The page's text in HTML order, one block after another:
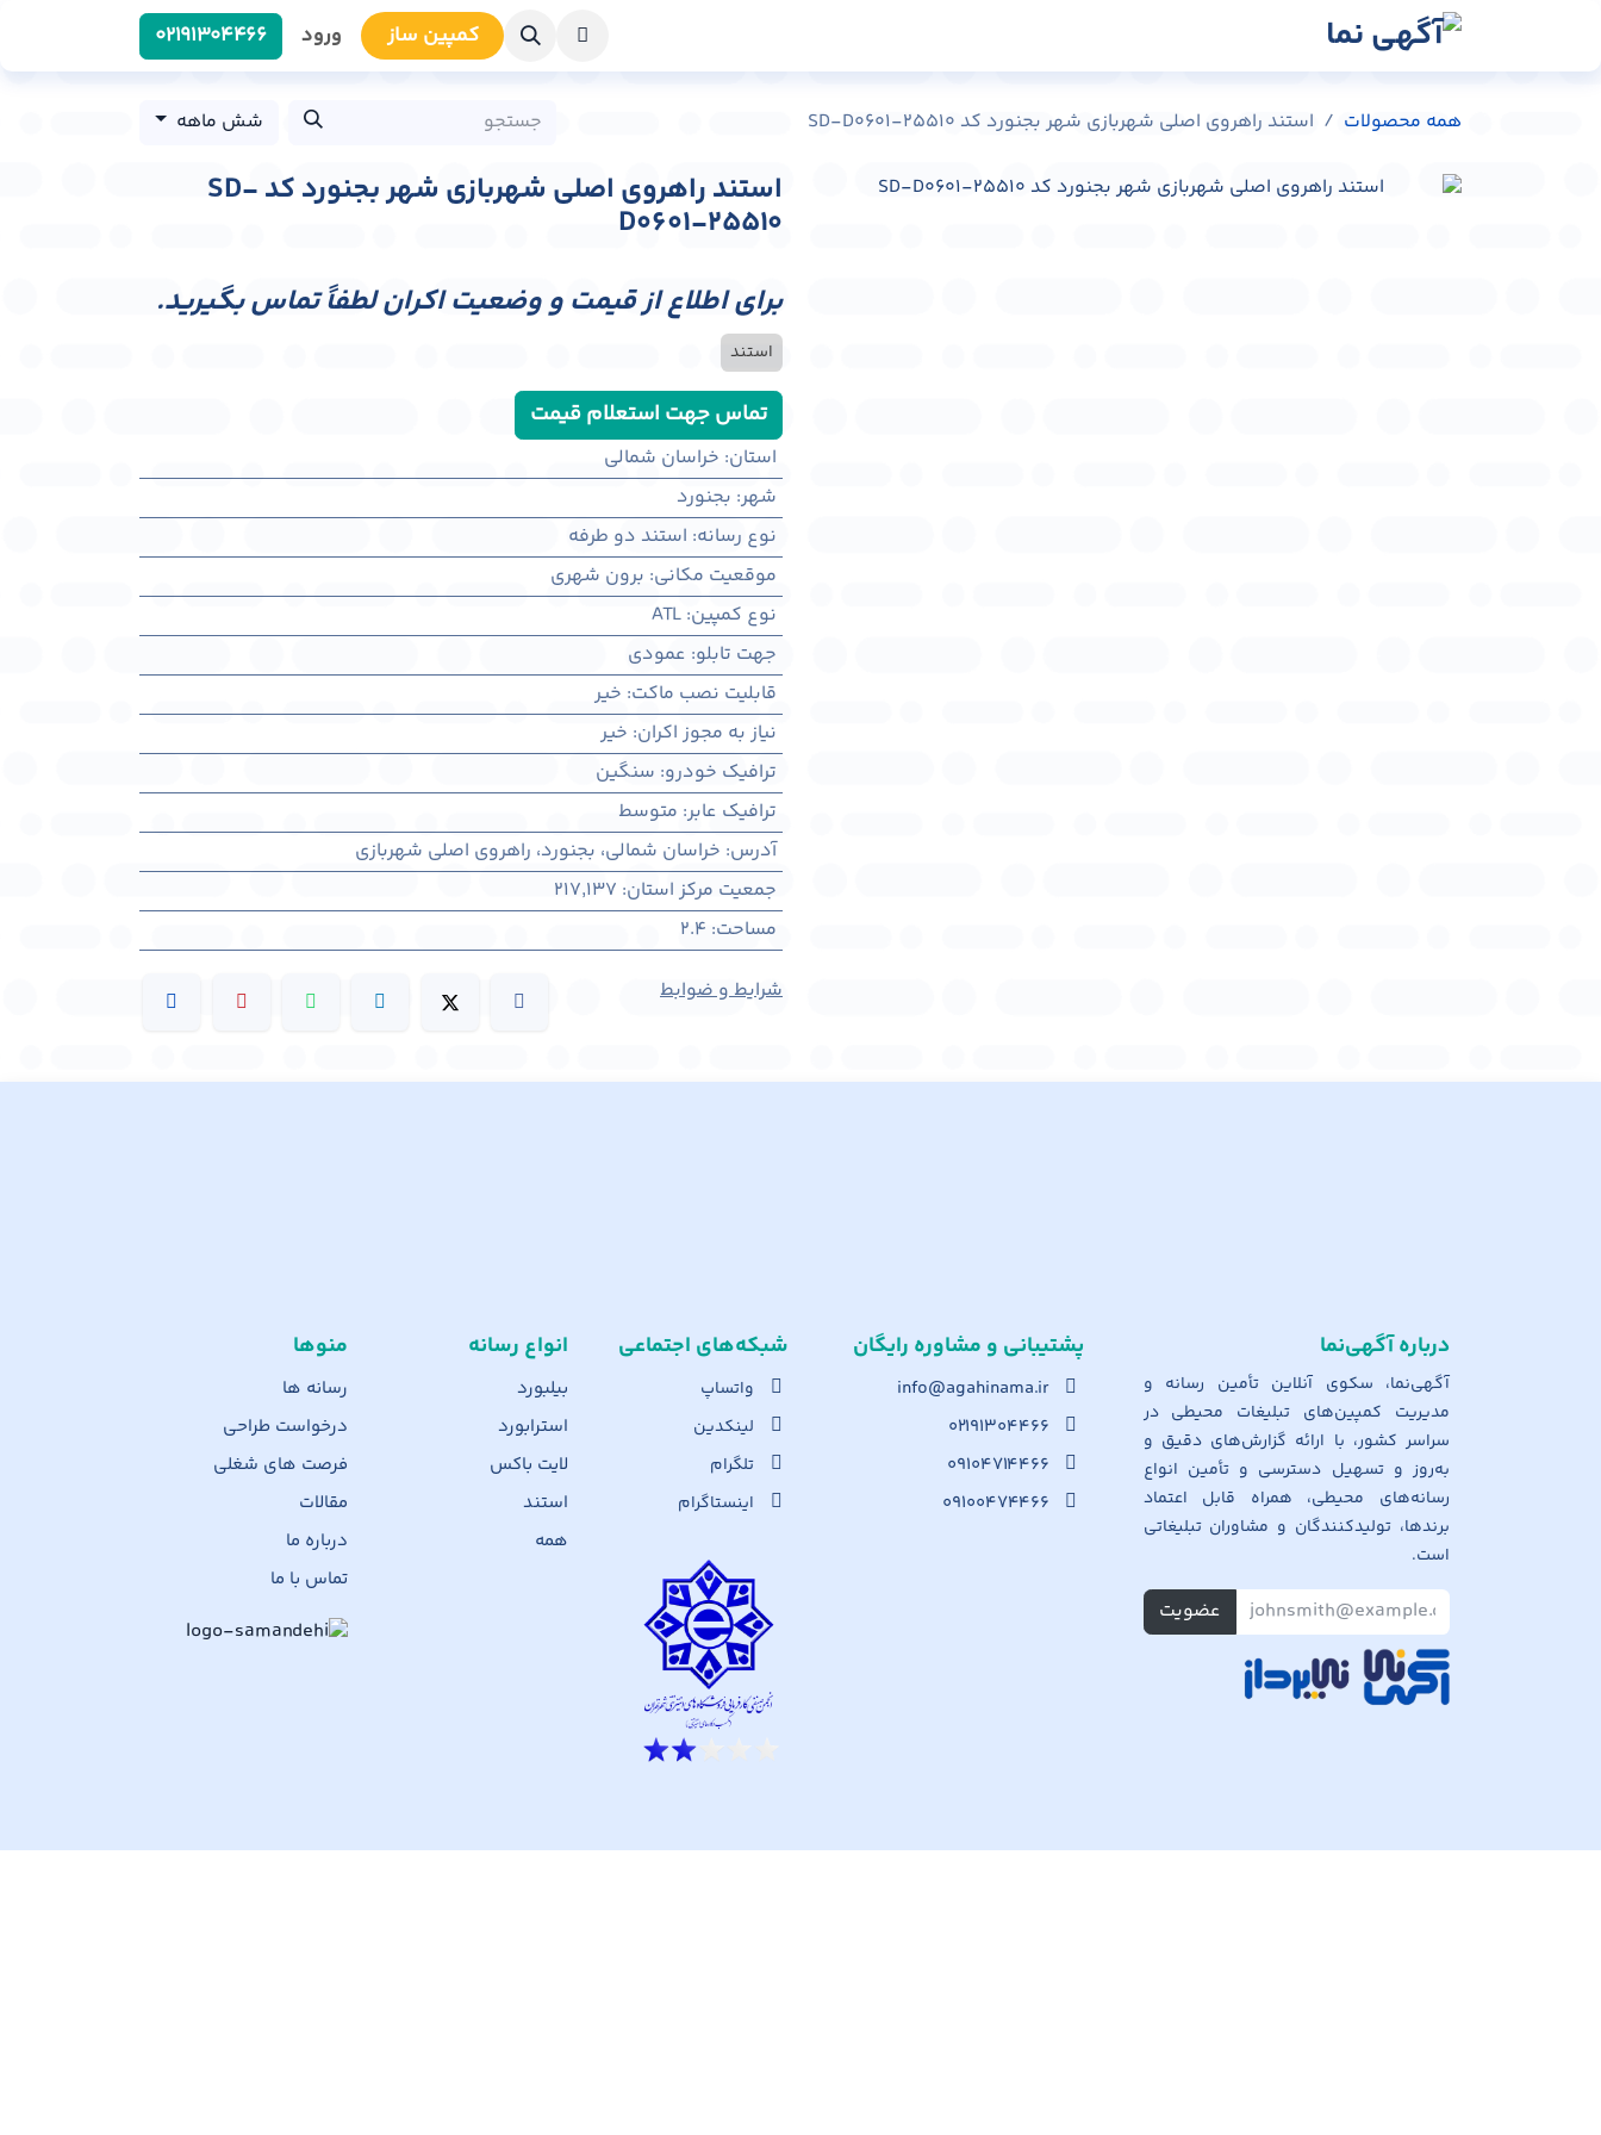
کمپین سا​​ز ورود 0219​1304466
همه محصولات استند راهروی اصلی شهربازی شهر بجنورد کد SD-D0601-25510 شش ماهه
استند راهروی اصلی شهربازی شهر بجنورد کد SD-
D0601-25510
برای اطلاع از قیمت و وضعیت اکران لطفاً تماس بگیرید.
استند
تماس جهت استعلام قیمت
استان: خراسان شمالی
شهر: بجنورد
نوع رسانه: استند دو طرفه
موقعیت مکانی: برون شهری
نوع کمپین:
ATL
جهت تابلو: عمودی
قابلیت نصب ماکت: خیر
نیاز به مجوز اکران: خیر
ترافیک خودرو: سنگین
ترافیک عابر: متوسط
آدرس: خراسان شمالی، بجنورد، راهروی اصلی شهربازی
جمعیت مرکز استان:
217,137
مساحت:
2.4
شرایط و ضوابط
منوها
رسانه ها
درخواست طراحی
فرصت های شغلی
مقالات
درباره ما
تماس با ما
انواع رسانه
بیلبورد
استرابورد
لایت باکس
استند
همه
شبکه‌های اجت​ماعی
واتساپ
لینکدین
تلگرام
اینستاگرام
پشتیبانی و مشاوره رایگان
info@agahinama.ir
۰۲۱۹۱۳۰۴۴۶۶
۰۹۱۰۴۷۱۴۴۶۶
۰۹۱۰۰۴۷۴۴۶۶
درباره آگهی‌نما
آگهی‌نما، سکوی آنلاین تأمین رسانه و
مدیریت کمپین‌های تبلیغات محیطی در
سراسر کشور، با ارائه گزارش‌های دقیق و
به‌روز و تسهیل دسترسی و تأمین انواع
رسانه‌های محیطی، همراه قابل اعتماد
برندها، تولیدکنندگان و مشاوران تبلیغاتی
است.
عضویت